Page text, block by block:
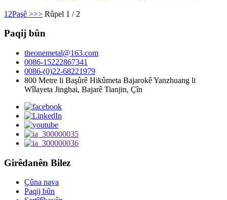
1 2Paşê >>> Rûpel 1 / 2
Paqij bûn
theonemetal@163.com
0086-15222867341
0086-(0)22-68221979
800 Metre li Başûrê Hikûmeta Bajarokê Yanzhuang li
Wîlayeta Jinghai, Bajarê Tianjin, Çîn
Girêdanên Bilez
Çûna nava
Paqij bûn